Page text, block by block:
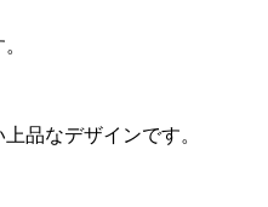
品なデザインです。